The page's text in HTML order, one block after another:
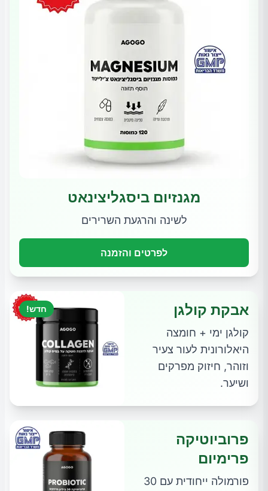
מגנזיום ביסגליצינאט
לשינה והרגעת השרירים
לפרטים והזמנה
חדש! אבקת קולגן
קולגן ימי + חומצה
היאלורונית לעור צעיר
וזוהר, חיזוק מפרקים
ושיער.
פרוביוטיקה
פרימיום
פורמולה ייחודית עם 30